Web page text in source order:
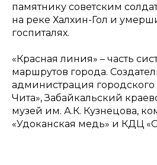
памятнику советским
на реке Халхин-Гол и
госпиталях.
«Красная линия» – часть
маршрутов города.
администрация городского
Чита», Забайкальский
музей им. А.К. Кузнецова,
«Удоканская медь» и КДЦ